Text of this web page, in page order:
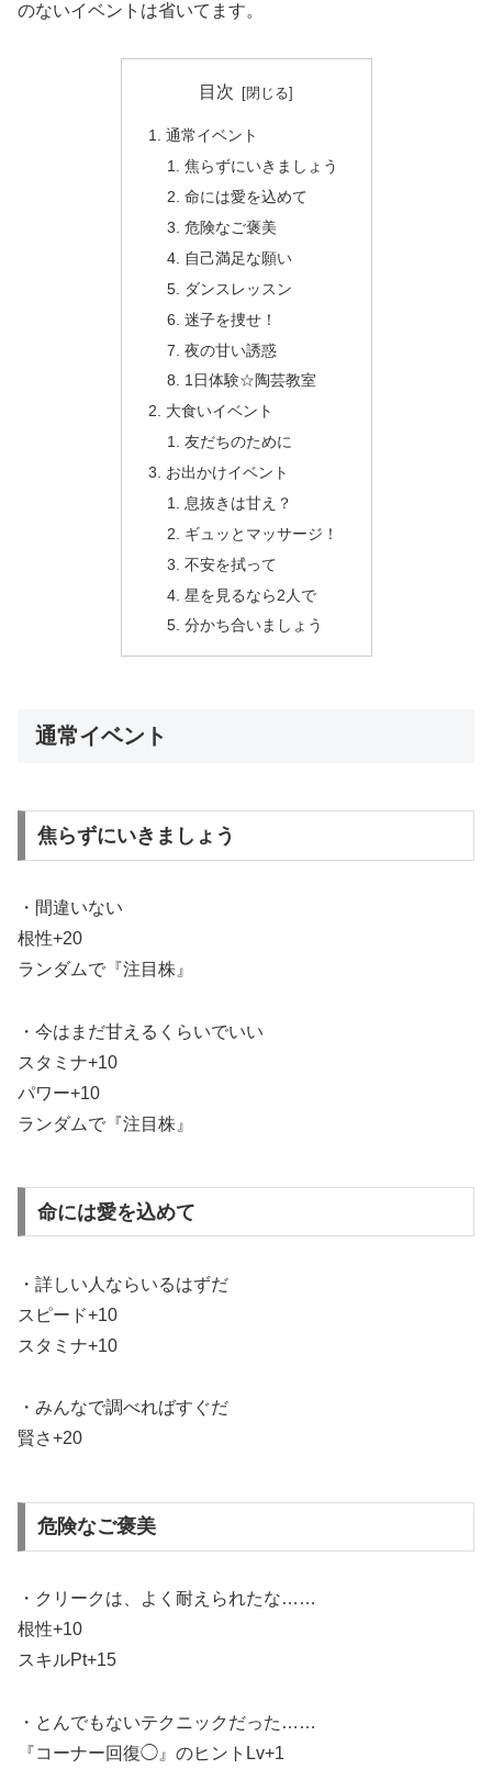
のないイベントは省いてます。
目次
通常イベント
焦らずにいきましょう
命には愛を込めて
危険なご褒美
自己満足な願い
ダンスレッスン
迷子を捜せ！
夜の甘い誘惑
1日体験☆陶芸教室
大食いイベント
友だちのために
お出かけイベント
息抜きは甘え？
ギュッとマッサージ！
不安を拭って
星を見るなら2人で
分かち合いましょう
通常イベント
焦らずにいきましょう
・間違いない
根性+20
ランダムで『注目株』
・今はまだ甘えるくらいでいい
スタミナ+10
パワー+10
ランダムで『注目株』
命には愛を込めて
・詳しい人ならいるはずだ
スピード+10
スタミナ+10
・みんなで調べればすぐだ
賢さ+20
危険なご褒美
・クリークは、よく耐えられたな……
根性+10
スキルPt+15
・とんでもないテクニックだった……
『コーナー回復◯』のヒントLv+1